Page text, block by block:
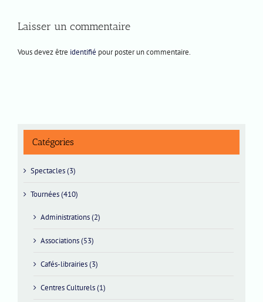
Laisser un commentaire
Vous devez être identifié pour poster un commentaire.
Catégories
Spectacles (3)
Tournées (410)
Administrations (2)
Associations (53)
Cafés-librairies (3)
Centres Culturels (1)